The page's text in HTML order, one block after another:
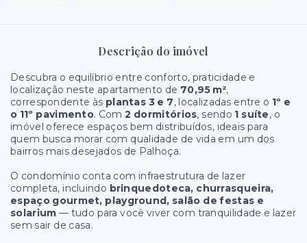
Descrição do imóvel
Descubra o equilíbrio entre conforto, praticidade e
localização neste apartamento de 70,95 m²,
correspondente às plantas 3 e 7, localizadas entre o 1º e
o 11º pavimento. Com2 dormitórios, sendo 1 suíte, o
imóvel oferece espaços bem distribuídos, ideais para
quem busca morar com qualidade de vida em um dos
bairros mais desejados de Palhoça.
O condomínio conta com infraestrutura de lazer
completa, incluindo brinquedoteca, churrasqueira,
espaço gourmet, playground, salão de festas e
solarium — tudo para você viver com tranquilidade e lazer
sem sair de casa.